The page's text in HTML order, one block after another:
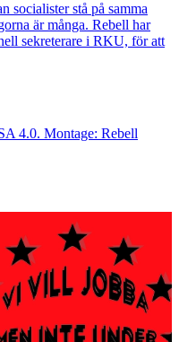
socialister stå på samma
är många. Rebell har
sekreterare i RKU, för att